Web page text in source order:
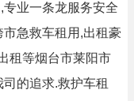
业一条龙服务安全
急救车租用,出租豪
租等烟台市莱阳市
的追求.救护车租